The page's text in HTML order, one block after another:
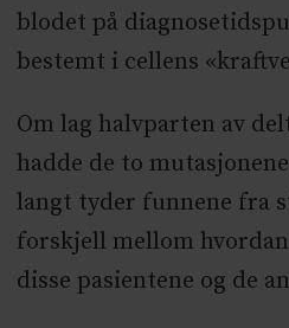
blodet på
bestemt i cellens
Om lag halvparten av
hadde de to
langt tyder funnene fra
forskjell mellom
disse pasientene og de